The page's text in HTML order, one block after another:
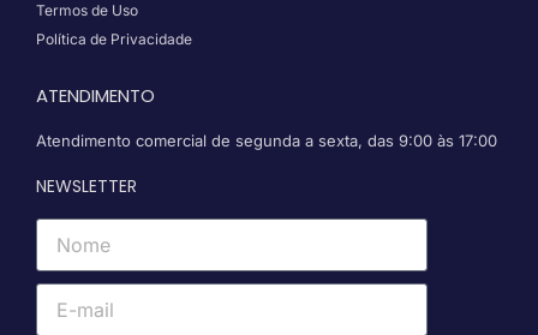
Termos de Uso
Política de Privacidade
ATENDIMENTO
Atendimento comercial de segunda a sexta, das 9:00 às 17:00
NEWSLETTER